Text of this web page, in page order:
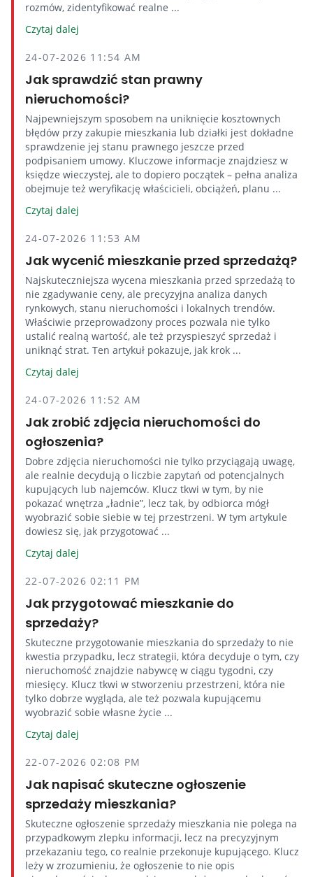
rozmów, zidentyfikować realne ...
Czytaj dalej
24-07-2026 11:54 AM
Jak sprawdzić stan prawny
nieruchomości?
Najpewniejszym sposobem na uniknięcie kosztownych
błędów przy zakupie mieszkania lub działki jest dokładne
sprawdzenie jej stanu prawnego jeszcze przed
podpisaniem umowy. Kluczowe informacje znajdziesz w
księdze wieczystej, ale to dopiero początek – pełna analiza
obejmuje też weryfikację właścicieli, obciążeń, planu ...
Czytaj dalej
24-07-2026 11:53 AM
Jak wycenić mieszkanie przed sprzedażą?
Najskuteczniejsza wycena mieszkania przed sprzedażą to
nie zgadywanie ceny, ale precyzyjna analiza danych
rynkowych, stanu nieruchomości i lokalnych trendów.
Właściwie przeprowadzony proces pozwala nie tylko
ustalić realną wartość, ale też przyspieszyć sprzedaż i
uniknąć strat. Ten artykuł pokazuje, jak krok ...
Czytaj dalej
24-07-2026 11:52 AM
Jak zrobić zdjęcia nieruchomości do
ogłoszenia?
Dobre zdjęcia nieruchomości nie tylko przyciągają uwagę,
ale realnie decydują o liczbie zapytań od potencjalnych
kupujących lub najemców. Klucz tkwi w tym, by nie
pokazać wnętrza „ładnie”, lecz tak, by odbiorca mógł
wyobrazić sobie siebie w tej przestrzeni. W tym artykule
dowiesz się, jak przygotować ...
Czytaj dalej
22-07-2026 02:11 PM
Jak przygotować mieszkanie do
sprzedaży?
Skuteczne przygotowanie mieszkania do sprzedaży to nie
kwestia przypadku, lecz strategii, która decyduje o tym, czy
nieruchomość znajdzie nabywcę w ciągu tygodni, czy
miesięcy. Klucz tkwi w stworzeniu przestrzeni, która nie
tylko dobrze wygląda, ale też pozwala kupującemu
wyobrazić sobie własne życie ...
Czytaj dalej
22-07-2026 02:08 PM
Jak napisać skuteczne ogłoszenie
sprzedaży mieszkania?
Skuteczne ogłoszenie sprzedaży mieszkania nie polega na
przypadkowym zlepku informacji, lecz na precyzyjnym
przekazaniu tego, co realnie przekonuje kupującego. Klucz
leży w zrozumieniu, że ogłoszenie to nie opis